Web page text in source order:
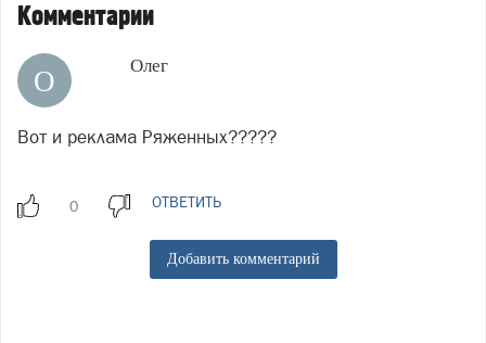
Комментарии
О Олег
Вот и реклама Ряженных?????
ОТВЕТИТЬ
Добавить комментарий